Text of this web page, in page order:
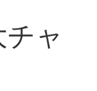
チャ